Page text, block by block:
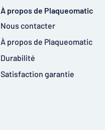
À propos de Plaqueomatic
Nous contacter
À propos de Plaqueomatic
Durabilité
Satisfaction garantie